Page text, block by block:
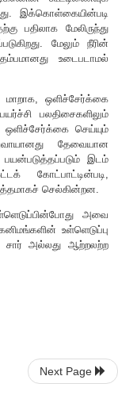
(ஆற்றல் சார்
செல்ல
அவை 1)
நிகழும்
டிக்ஸனின்
அதற்கு
Next Page